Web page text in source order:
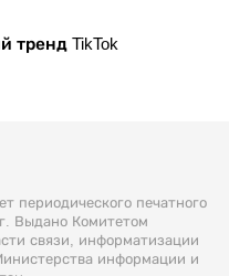
тренд TikTok
периодического печатного
Выдано Комитетом
связи, информатизации
информации и